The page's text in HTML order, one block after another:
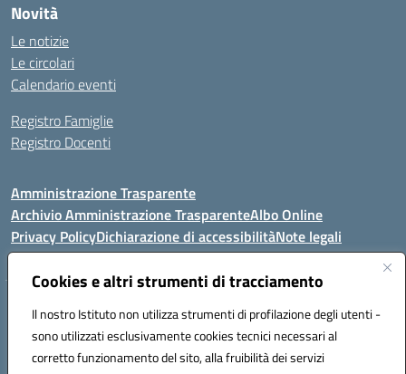
Cookies e altri strumenti di tracciamento
Il nostro Istituto non utilizza strumenti di profilazione degli utenti -
sono utilizzati esclusivamente cookies tecnici necessari al
corretto funzionamento del sito, alla fruibilità dei servizi
Novità
Le notizie
Le circolari
Calendario eventi
Registro Famiglie
Registro Docenti
Amministrazione Trasparente
Archivio Amministrazione TrasparenteAlbo Online
Privacy PolicyDichiarazione di accessibilitàNote legali
Istituto Comprensivo Statale
Via Cupa Campanariello, 5 - 80059, Torre del Greco (NA)
Tel. +39 0818834377 - Fax +39 0818834377 - Cod.Fisc. 95170530638